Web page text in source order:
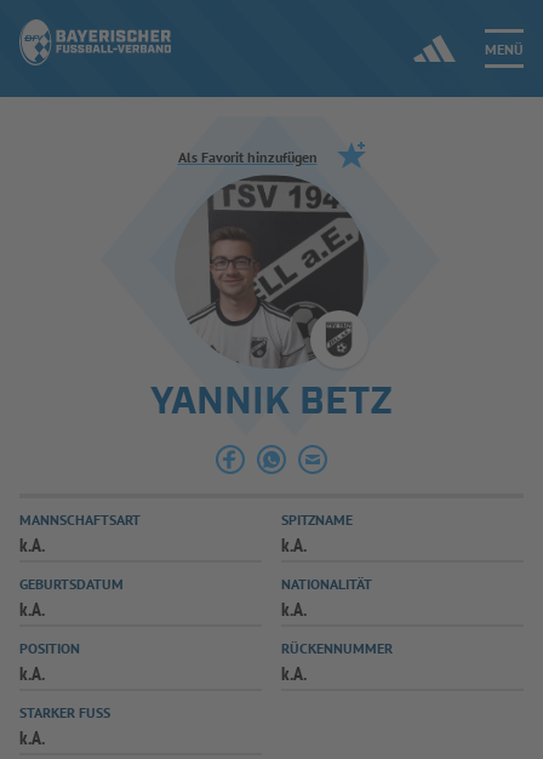
MENÜ
Jetzt einloggen
ERGEBNISSE & WETTBEWERBE
SPIELBETRIEB & VERBANDSLEBEN
AUSBILDUNG & FÖRDERUNG
SPIELPLUS
Als Favorit hinzufügen
YANNIK BETZ
MANNSCHAFTSART
k.A.
SPITZNAME
k.A.
GEBURTSDATUM
k.A.
NATIONALITÄT
k.A.
POSITION
k.A.
RÜCKENNUMMER
k.A.
STARKER FUSS
k.A.